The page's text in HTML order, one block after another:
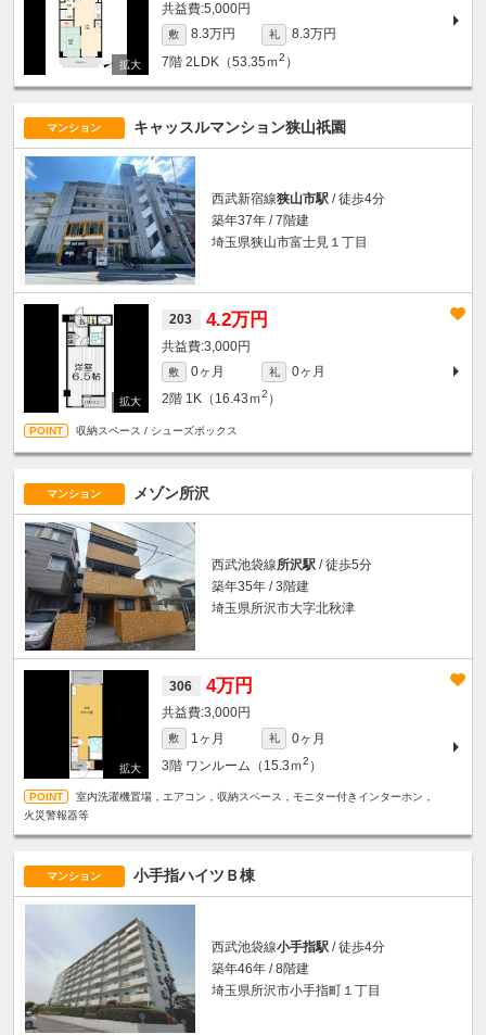
5,000円
敷 8.3万円 礼
8.3万円
7階 2LDK（53.35ｍ2 ）
マンション キャッスルマンション狭山祇園
西武新宿線狭山市駅 / 徒歩4分
築年37年 / 7階建
埼玉県狭山市富士見１丁目
203 4.2万円
3,000円
敷 0ヶ月 礼
0ヶ月
2階 1K（16.43ｍ2 ）
収納スペース / シューズボックス
マンション メゾン所沢
西武池袋線所沢駅 / 徒歩5分
築年35年 / 3階建
埼玉県所沢市大字北秋津
306 4万円
3,000円
敷 1ヶ月 礼
0ヶ月
3階 ワンルーム（15.3ｍ2 ）
室内洗濯機置場，エアコン，収納スペース，モニター付きインターホン，
火災警報器等
マンション 小手指ハイツＢ棟
西武池袋線小手指駅 / 徒歩4分
築年46年 / 8階建
埼玉県所沢市小手指町１丁目